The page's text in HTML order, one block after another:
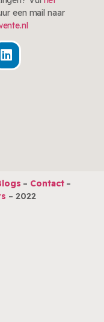
een mail naar
– Contact –
– 2022